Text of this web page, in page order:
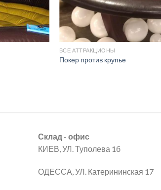
ВСЕ АТТРАКЦИОНЫ
Покер против крупье
Склад - офис
КИЕВ, УЛ. Туполева 1б
ОДЕССА, УЛ. Катерининская 17